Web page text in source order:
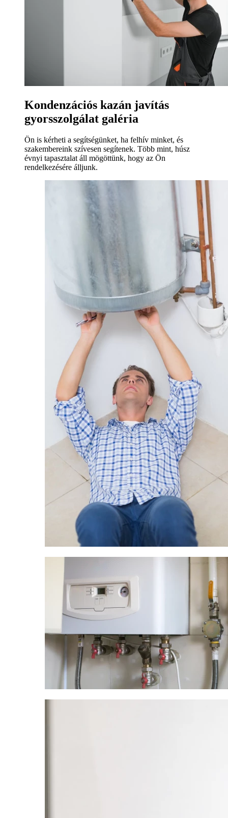
Kondenzációs kazán javítás
gyorsszolgálat galéria
Ön is kérheti a segítségünket, ha felhív minket, és
szakembereink szívesen segítenek. Több mint, húsz
évnyi tapasztalat áll mögöttünk, hogy az Ön
rendelkezésére álljunk.